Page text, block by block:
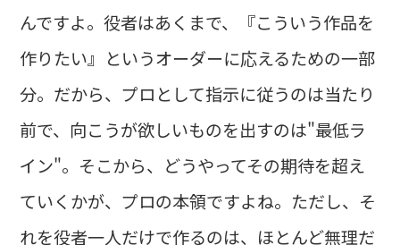
んですよ。役者はあくまで、『こういう作品を
作りたい』というオーダーに応えるための一部
分。だから、プロとして指示に従うのは当たり
前で、向こうが欲しいものを出すのは"最低ラ
イン"。そこから、どうやってその期待を超え
ていくかが、プロの本領ですよね。ただし、そ
れを役者一人だけで作るのは、ほとんど無理だ